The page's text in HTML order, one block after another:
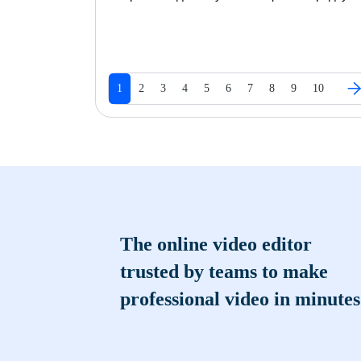
1 2 3 4 5 6 7 8 9 10
The online video editor
trusted by teams to make
professional video in minutes